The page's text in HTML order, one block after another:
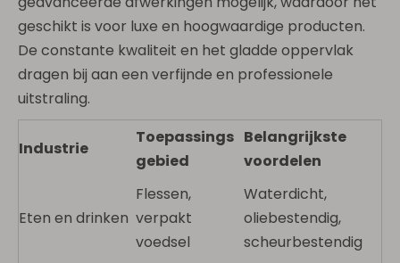
geschikt is voor luxe en hoogwaardige producten.
De constante kwaliteit en het gladde oppervlak
dragen bij aan een verfijnde en professionele
uitstraling.
Industrie
Toepassings
gebied
Belangrijkste
voordelen
Eten en drinken
Flessen,
verpakt
voedsel
Waterdicht,
oliebestendig,
scheurbestendig